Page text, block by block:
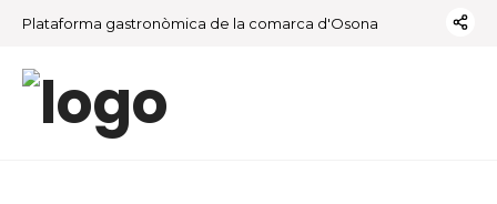
Plataforma gastronòmica de la comarca d'Osona